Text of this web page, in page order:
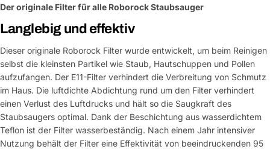
Der originale Filter für alle Roborock Staubsauger
Langlebig und effektiv
Dieser originale Roborock Filter wurde entwickelt, um beim Reinigen
selbst die kleinsten Partikel wie Staub, Hautschuppen und Pollen
aufzufangen. Der E11-Filter verhindert die Verbreitung von Schmutz
im Haus. Die luftdichte Abdichtung rund um den Filter verhindert
einen Verlust des Luftdrucks und hält so die Saugkraft des
Staubsaugers optimal. Dank der Beschichtung aus wasserdichtem
Teflon ist der Filter wasserbeständig. Nach einem Jahr intensiver
Nutzung behält der Filter eine Effektivität von beeindruckenden 95